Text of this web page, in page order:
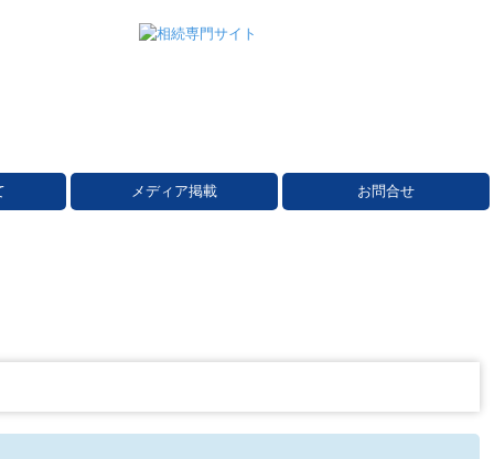
メディア掲載 お問合せ